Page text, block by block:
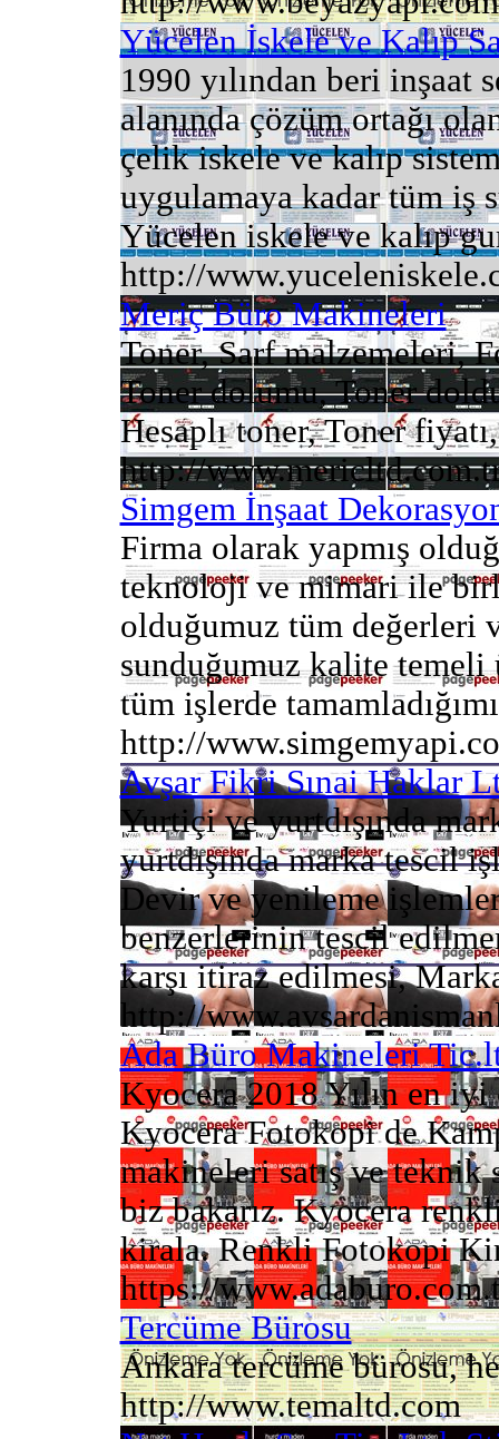
Yücelen İskele ve Kalıp
1990 yılından beri inşaat
alanında çözüm ortağı
çelik iskele ve kalıp
uygulamaya kadar tüm iş
Yücelen iskele ve kalıp
http://
Meriç Büro Makineleri
Toner, Sarf malzemeleri,
Toner dolumu, Toner
Hesaplı toner, Toner
http://
Simgem İnşaat
Firma olarak yapmış
teknoloji ve mimari ile
olduğumuz tüm değerleri
sunduğumuz kalite temeli
tüm işlerde
http://
Avşar Fikri Sınai Haklar
Yurtiçi ve yurtdışında
yurtdışında marka tescil
Devir ve yenileme
benzerlerinin tescil
karşı itiraz edilmesi,
http://
Ada Büro Makineleri
Kyocera 2018 Yılın en iyi
Kyocera Fotokopi de
makineleri satış ve
biz bakarız. Kyocera
kirala. Renkli Fotokopi
https://
Tercüme Bürosu
Ankara tercüme bürosu,
http://www.temaltd.com